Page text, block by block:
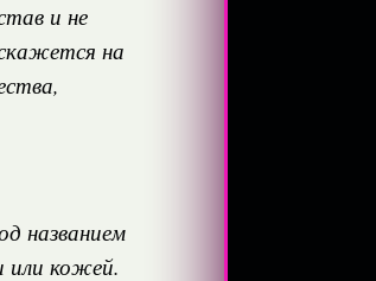
и не
на
названием
или кожей.